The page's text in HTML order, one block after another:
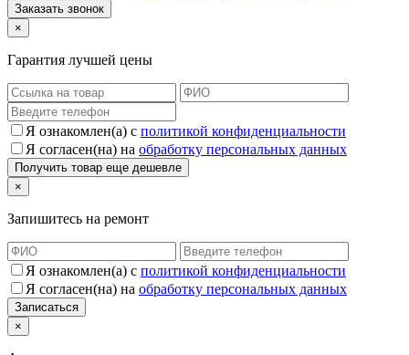
×
Гарантия лучшей цены
Я ознакомлен(а) с политикой конфиденциальности
Я согласен(на) на обработку персональных данных
×
Запишитесь на ремонт
Я ознакомлен(а) с политикой конфиденциальности
Я согласен(на) на обработку персональных данных
×